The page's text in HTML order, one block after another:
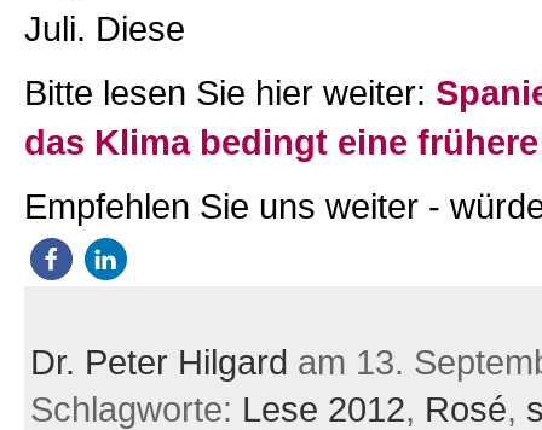
Juli. Diese
Bitte lesen Sie hier weiter:
das Klima bedingt eine
Empfehlen Sie uns weiter -
Dr. Peter Hilgard am 13.
Schlagworte: Lese 2012, Rosé,